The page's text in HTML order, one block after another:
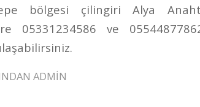
bölgesi çilingiri Alya
05331234586 ve
ADMIN